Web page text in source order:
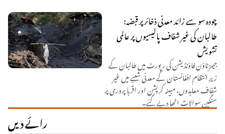
چودہ سو سے زائد معدنی ذخائر پر قبضہ:
طالبان کی غیر شفاف پالیسیوں پر عالمی
تشویش
جیمز ٹاؤن فاؤنڈیشن کی رپورٹ میں طالبان کے
زیرِ انتظام افغانستان کے معدنی شعبے میں غیر
شفاف معاہدوں، مبینہ کرپشن اور اقربا پروری پر
سنگین سوالات اٹھا دیے گئے۔
رائے دیں